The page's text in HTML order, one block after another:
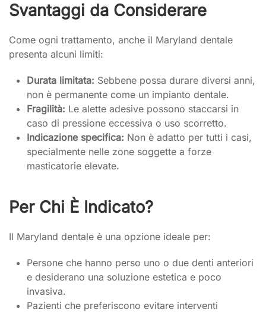
Svantaggi da Considerare
Come ogni trattamento, anche il Maryland dentale
presenta alcuni limiti:
Durata limitata: Sebbene possa durare diversi anni,
non è permanente come un impianto dentale.
Fragilità: Le alette adesive possono staccarsi in
caso di pressione eccessiva o uso scorretto.
Indicazione specifica: Non è adatto per tutti i casi,
specialmente nelle zone soggette a forze
masticatorie elevate.
Per Chi È Indicato?
Il Maryland dentale è una opzione ideale per:
Persone che hanno perso uno o due denti anteriori
e desiderano una soluzione estetica e poco
invasiva.
Pazienti che preferiscono evitare interventi